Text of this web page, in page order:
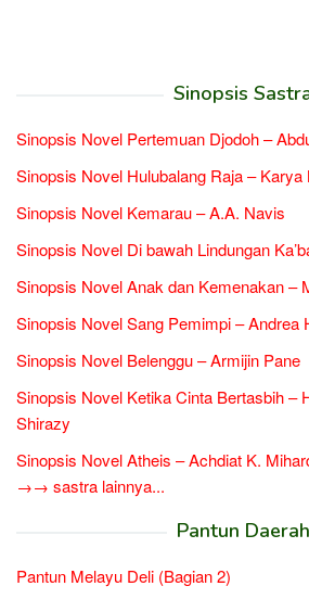
Sinopsis
Sinopsis Novel Pertemuan Djodoh –
Sinopsis Novel Hulubalang Raja –
Sinopsis Novel Kemarau – A.A. Navis
Sinopsis Novel Di bawah Lindungan
Sinopsis Novel Anak dan Kemenakan –
Sinopsis Novel Sang Pemimpi – Andrea
Sinopsis Novel Belenggu – Armijin Pane
Sinopsis Novel Ketika Cinta Bertasbih –
Shirazy
Sinopsis Novel Atheis – Achdiat K.
→→ sastra lainnya...
Pantun Daerah
Pantun Melayu Deli (Bagian 2)